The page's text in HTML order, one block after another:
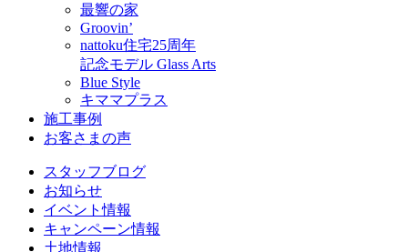
最響の家
Groovin’
nattoku住宅25周年
記念モデル Glass Arts
Blue Style
キママプラス
施工事例
お客さまの声
スタッフブログ
お知らせ
イベント情報
キャンペーン情報
土地情報